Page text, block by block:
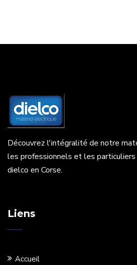
Découvrez l'intégralité de notre
les professionnels et les particuliers
dielco en Corse.
Liens
Accueil